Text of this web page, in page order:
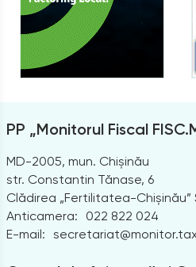
PP „Monitorul Fiscal
MD-2005, mun. Chișinău
str. Constantin Tănase, 6
Clădirea „Fertilitatea-Chișinău”
Anticamera:
022 822 024
E-mail: